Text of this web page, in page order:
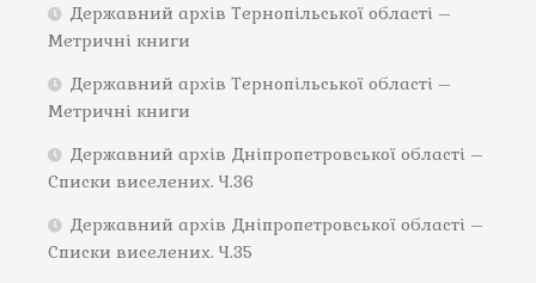
Державний архів Тернопільської області –
Метричні книги
Державний архів Тернопільської області –
Метричні книги
Державний архів Дніпропетровської області –
Списки виселених. Ч.36
Державний архів Дніпропетровської області –
Списки виселених. Ч.35